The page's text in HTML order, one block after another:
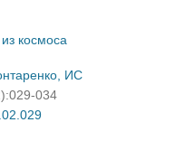
космоса
ИС
034